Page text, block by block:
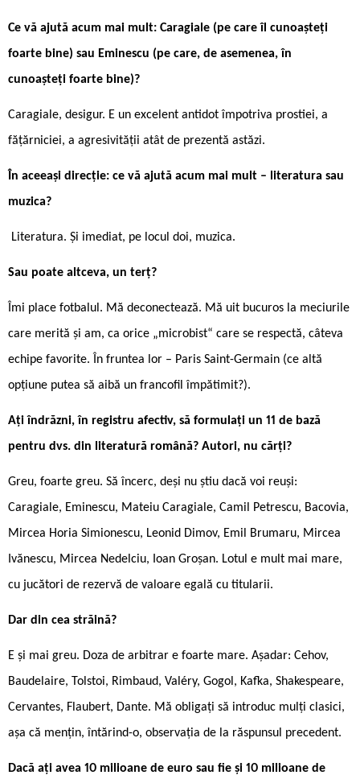
Ce vă ajută acum mai mult: Caragiale (pe care îl cunoașteți
foarte bine) sau Eminescu (pe care, de asemenea, în
cunoașteți foarte bine)?
Caragiale, desigur. E un excelent antidot împotriva prostiei, a
fățărniciei, a agresivității atât de prezentă astăzi.
În aceeași direcție: ce vă ajută acum mai mult – literatura sau
muzica?
Literatura. Și imediat, pe locul doi, muzica.
Sau poate altceva, un terț?
Îmi place fotbalul. Mă deconectează. Mă uit bucuros la meciurile
care merită și am, ca orice „microbist“ care se respectă, câteva
echipe favorite. În fruntea lor – Paris Saint-Germain (ce altă
opțiune putea să aibă un francofil împătimit?).
Ați îndrăzni, în registru afectiv, să formulați un 11 de bază
pentru dvs. din literatură română? Autori, nu cărți?
Greu, foarte greu. Să încerc, deși nu știu dacă voi reuși:
Caragiale, Eminescu, Mateiu Caragiale, Camil Petrescu, Bacovia,
Mircea Horia Simionescu, Leonid Dimov, Emil Brumaru, Mircea
Ivănescu, Mircea Nedelciu, Ioan Groșan. Lotul e mult mai mare,
cu jucători de rezervă de valoare egală cu titularii.
Dar din cea străină?
E și mai greu. Doza de arbitrar e foarte mare. Așadar: Cehov,
Baudelaire, Tolstoi, Rimbaud, Valéry, Gogol, Kafka, Shakespeare,
Cervantes, Flaubert, Dante. Mă obligați să introduc mulți clasici,
așa că mențin, întărind-o, observația de la răspunsul precedent.
Dacă ați avea 10 milioane de euro sau fie și 10 milioane de